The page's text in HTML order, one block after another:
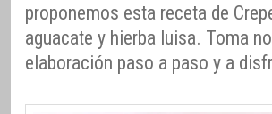
proponemos esta receta de
aguacate y hierba luisa. Toma
elaboración paso a paso y a